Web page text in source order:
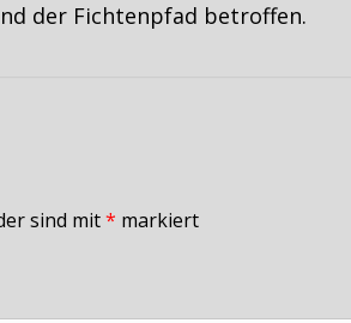
der Fichtenpfad betroffen.
sind mit* markiert